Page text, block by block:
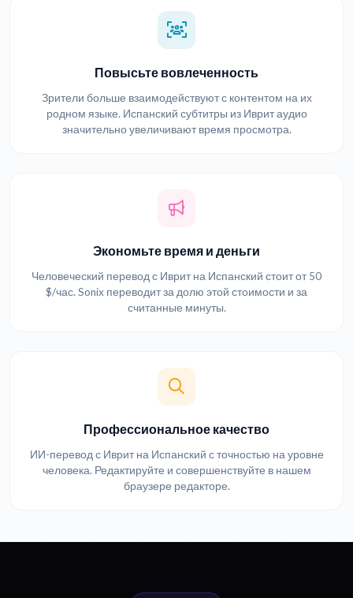
Повысьте вовлеченность
Зрители больше взаимодействуют с контентом на их
родном языке. Испанский субтитры из Иврит аудио
значительно увеличивают время просмотра.
Экономьте время и деньги
Человеческий перевод с Иврит на Испанский стоит от 50
$/час. Sonix переводит за долю этой стоимости и за
считанные минуты.
Профессиональное качество
ИИ-перевод с Иврит на Испанский с точностью на уровне
человека. Редактируйте и совершенствуйте в нашем
браузере редакторе.